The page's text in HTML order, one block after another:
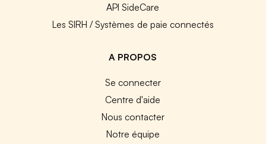
API SideCare
Les SIRH / Systèmes de paie connectés
A PROPOS
Se connecter
Centre d'aide
Nous contacter
Notre équipe